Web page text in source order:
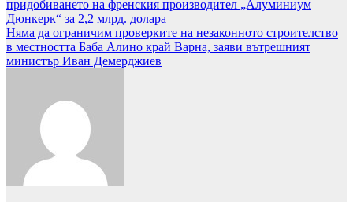
придобиването на френския производител „Алуминиум
Дюнкерк“ за 2,2 млрд. долара
Няма да ограничим проверките на незаконното строителство
в местността Баба Алино край Варна, заяви вътрешният
министър Иван Демерджиев